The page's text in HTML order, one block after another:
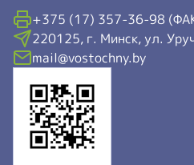
+375 (17) 357-36-98
220125, г. Минск, ул.
mail@vostochny.by